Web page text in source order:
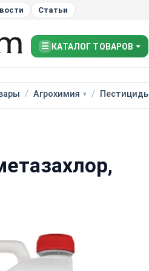
Статьи
☰ КАТАЛОГ ТОВАРОВ
Агрохимия